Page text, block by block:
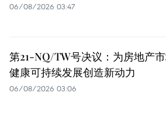
06/08/2026 03:47
第21-NQ/TW号决议：为房地产
健康可持续发展创造新动力
06/08/2026 03:06